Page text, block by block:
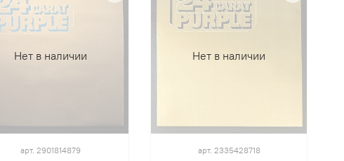
Нет в наличии
арт. 2901814879
Нет в наличии
арт. 2335428718